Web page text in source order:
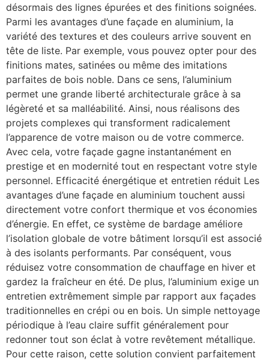
désormais des lignes épurées et des finitions soignées.
Parmi les avantages d’une façade en aluminium, la
variété des textures et des couleurs arrive souvent en
tête de liste. Par exemple, vous pouvez opter pour des
finitions mates, satinées ou même des imitations
parfaites de bois noble. Dans ce sens, l’aluminium
permet une grande liberté architecturale grâce à sa
légèreté et sa malléabilité. Ainsi, nous réalisons des
projets complexes qui transforment radicalement
l’apparence de votre maison ou de votre commerce.
Avec cela, votre façade gagne instantanément en
prestige et en modernité tout en respectant votre style
personnel. Efficacité énergétique et entretien réduit Les
avantages d’une façade en aluminium touchent aussi
directement votre confort thermique et vos économies
d’énergie. En effet, ce système de bardage améliore
l’isolation globale de votre bâtiment lorsqu’il est associé
à des isolants performants. Par conséquent, vous
réduisez votre consommation de chauffage en hiver et
gardez la fraîcheur en été. De plus, l’aluminium exige un
entretien extrêmement simple par rapport aux façades
traditionnelles en crépi ou en bois. Un simple nettoyage
périodique à l’eau claire suffit généralement pour
redonner tout son éclat à votre revêtement métallique.
Pour cette raison, cette solution convient parfaitement